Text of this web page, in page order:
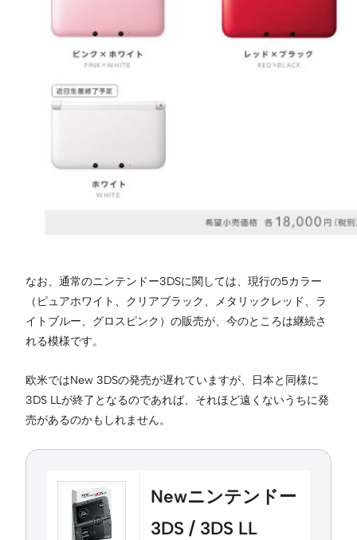
なお、通常のニンテンドー3DSに関しては、現行の5カラー
（ピュアホワイト、クリアブラック、メタリックレッド、ラ
イトブルー、グロスピンク）の販売が、今のところは継続さ
れる模様です。
欧米ではNew 3DSの発売が遅れていますが、日本と同様に
3DS LLが終了となるのであれば、それほど遠くないうちに発
売があるのかもしれません。
Newニンテンドー
3DS / 3DS LL